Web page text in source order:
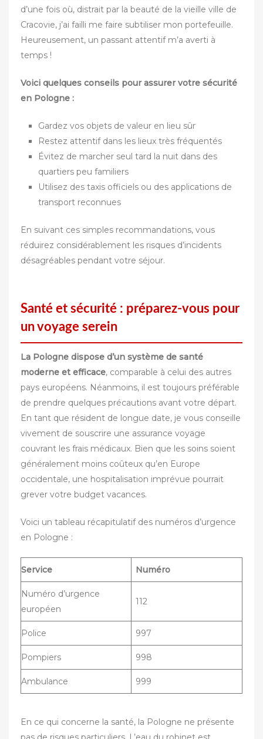
d’une fois où, distrait par la beauté de la vieille ville de
Cracovie, j’ai failli me faire subtiliser mon portefeuille.
Heureusement, un passant attentif m’a averti à
temps !
Voici quelques conseils pour assurer votre sécurité
en Pologne :
Gardez vos objets de valeur en lieu sûr
Restez attentif dans les lieux très fréquentés
Évitez de marcher seul tard la nuit dans des
quartiers peu familiers
Utilisez des taxis officiels ou des applications de
transport reconnues
En suivant ces simples recommandations, vous
réduirez considérablement les risques d’incidents
désagréables pendant votre séjour.
Santé et sécurité : préparez-vous pour
un voyage serein
La Pologne dispose d’un système de santé
moderne et efficace, comparable à celui des autres
pays européens. Néanmoins, il est toujours préférable
de prendre quelques précautions avant votre départ.
En tant que résident de longue date, je vous conseille
vivement de souscrire une assurance voyage
couvrant les frais médicaux. Bien que les soins soient
généralement moins coûteux qu’en Europe
occidentale, une hospitalisation imprévue pourrait
grever votre budget vacances.
Voici un tableau récapitulatif des numéros d’urgence
en Pologne :
Service Numéro
Numéro d’urgence
européen
112
Police 997
Pompiers 998
Ambulance 999
En ce qui concerne la santé, la Pologne ne présente